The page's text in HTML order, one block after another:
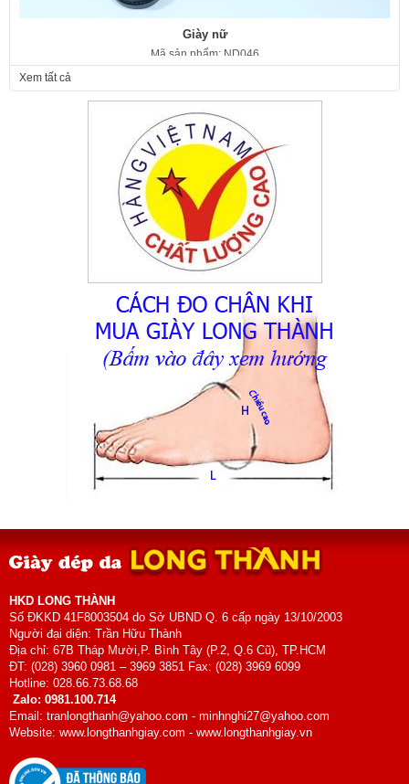
Giày nữ
Mã sản phẩm: ND046
Xem tất cả
HKD LONG THÀNH
Số ĐKKD 41F8003504 do Sở UBND Q. 6 cấp ngày 13/10/2003
Người đại diện: Trần Hữu Thành
Địa chỉ: 67B Tháp Mười,P. Bình Tây (P.2, Q.6 Cũ), TP.HCM
ĐT: (028) 3960 0981 – 3969 3851 Fax: (028) 3969 6099
Hotline: 028.66.73.68.68
Zalo: 0981.100.714
Email: tranlongthanh@yahoo.com - minhnghi27@yahoo.com
Website: www.longthanhgiay.com - www.longthanhgiay.vn